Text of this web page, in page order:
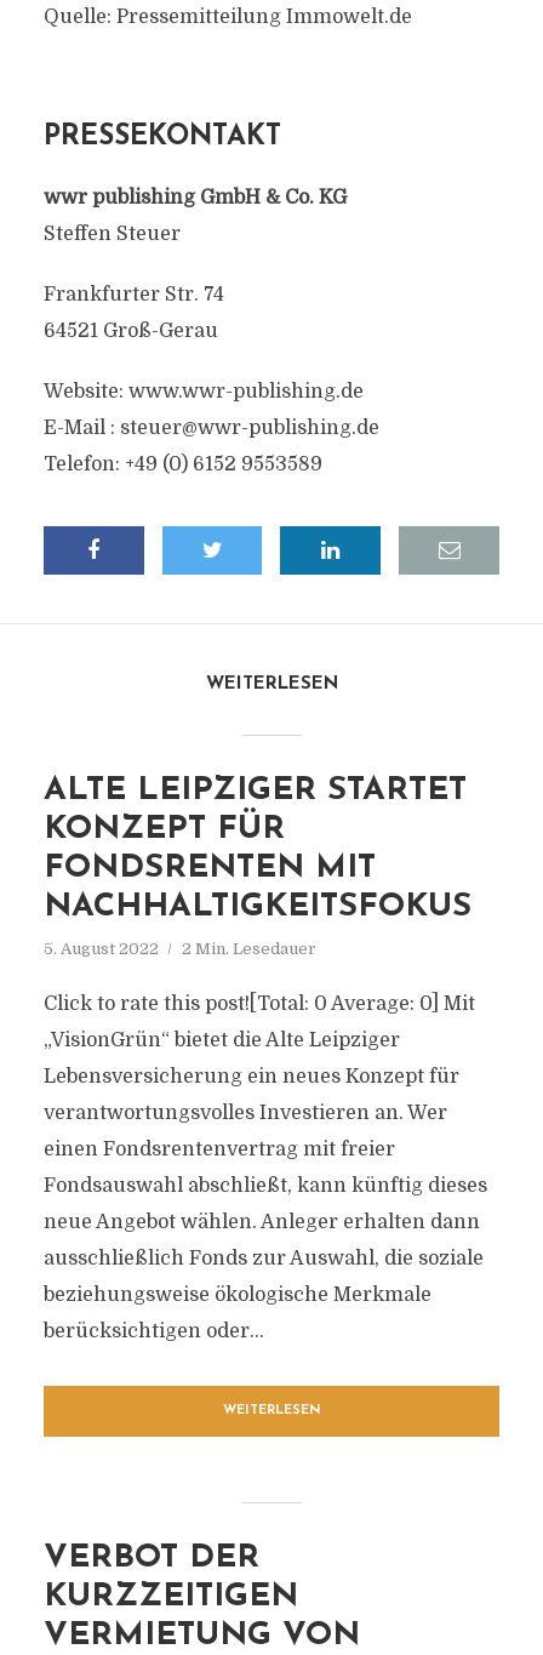
Quelle: Pressemitteilung Immowelt.de
PRESSEKONTAKT
wwr publishing GmbH & Co. KG
Steffen Steuer
Frankfurter Str. 74
64521 Groß-Gerau
Website: www.wwr-publishing.de
E-Mail : steuer@wwr-publishing.de
Telefon: +49 (0) 6152 9553589
WEITERLESEN
ALTE LEIPZIGER STARTET
KONZEPT FÜR
FONDSRENTEN MIT
NACHHALTIGKEITSFOKUS
5. August 2022 2 Min. Lesedauer
Click to rate this post![Total: 0 Average: 0] Mit
„VisionGrün“ bietet die Alte Leipziger
Lebensversicherung ein neues Konzept für
verantwortungsvolles Investieren an. Wer
einen Fondsrentenvertrag mit freier
Fondsauswahl abschließt, kann künftig dieses
neue Angebot wählen. Anleger erhalten dann
ausschließlich Fonds zur Auswahl, die soziale
beziehungsweise ökologische Merkmale
berücksichtigen oder...
WEITERLESEN
VERBOT DER
KURZZEITIGEN
VERMIETUNG VON